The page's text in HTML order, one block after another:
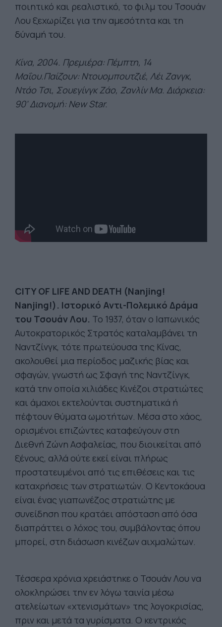
ποιητικό και ρεαλιστικό, το φιλμ του Τσουάν
Λου ξεχωρίζει για την αμεσότητα και τη
δύναμή του.
Κίνα, 2004. Πρεμιέρα: Πέμπτη, 14
Μαΐου.Παίζουν: Ντουομπουτζιέ, Λέι Ζανγκ,
Ντάο Τσι, Σουεγίνγκ Ζάο, Ζανλίν Μα. Διάρκεια:
90' Διανομή: New Star.
CITY OF LIFE AND DEATH (Nanjing!
Nanjing!). Ιστορικό Αντι-Πολεμικό Δράμα
του Τσουάν Λου. Το 1937, όταν ο Ιαπωνικός
Αυτοκρατορικός Στρατός καταλαμβάνει τη
Ναντζίνγκ, τότε πρωτεύουσα της Κίνας,
ακολουθεί μια περίοδος μαζικής βίας και
σφαγών, γνωστή ως Σφαγή της Ναντζίνγκ,
κατά την οποία χιλιάδες Κινέζοι στρατιώτες
και άμαχοι εκτελούνται συστηματικά ή
πέφτουν θύματα ωμοτήτων. Μέσα στο χάος,
ορισμένοι επιζώντες καταφεύγουν στη
Διεθνή Ζώνη Ασφαλείας, που διοικείται από
ξένους, αλλά ούτε εκεί είναι πλήρως
προστατευμένοι από τις επιθέσεις και τις
καταχρήσεις των στρατιωτών. Ο Κεντοκάουα
είναι ένας γιαπωνέζος στρατιώτης με
συνείδηση που κρατάει απόσταση από όσα
διαπράττει ο λόχος του, συμβάλοντας όπου
μπορεί, στη διάσωση κινέζων αιχμαλώτων.
Τέσσερα χρόνια χρειάστηκε ο Τσουάν Λου να
ολοκληρώσει την εν λόγω ταινία μέσω
ατελείωτων «χτενισμάτων» της λογοκρισίας,
πριν και μετά τα γυρίσματα. Ο κεντρικός